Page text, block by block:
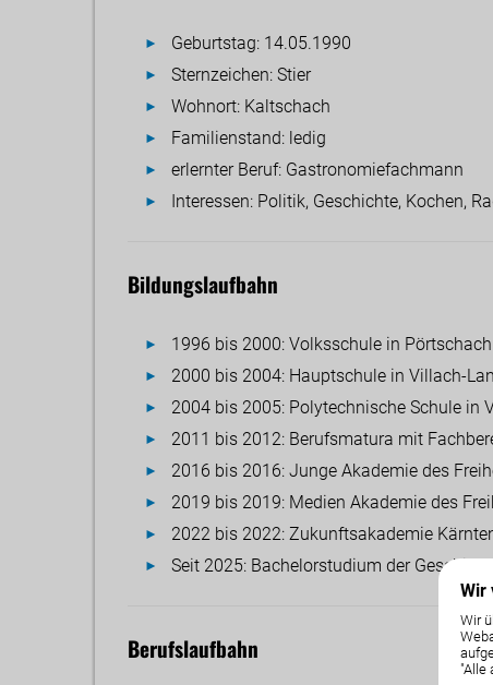
Wir
Wir
"Alle
Geburtstag: 14.05.1990
Sternzeichen: Stier
Wohnort: Kaltschach
Familienstand: ledig
erlernter Beruf: Gastronomiefachmann
Interessen: Politik, Geschichte, Kochen,
Bildungslaufbahn
1996 bis 2000: Volksschule in
2000 bis 2004: Hauptschule in Villach-
2004 bis 2005: Polytechnische Schule in
2011 bis 2012: Berufsmatura mit
2016 bis 2016: Junge Akademie des
2019 bis 2019: Medien Akademie des
2022 bis 2022: Zukunftsakademie
Seit 2025: Bachelorstudium der
Berufslaufbahn